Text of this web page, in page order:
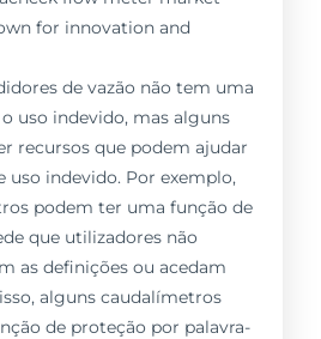
for innovation and
de vazão não tem uma
uso indevido, mas alguns
recursos que podem ajudar
uso indevido. Por exemplo,
podem ter uma função de
que utilizadores não
as definições ou acedam
alguns caudalímetros
de proteção por palavra-